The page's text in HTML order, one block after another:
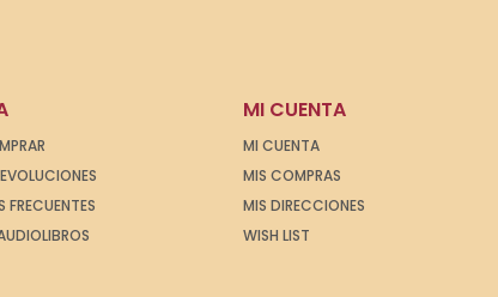
FRECUENTES
MI CUENTA
MI CUENTA
MIS COMPRAS
MIS DIRECCIONES
WISH LIST